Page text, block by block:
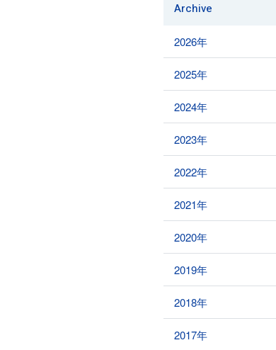
Archive
2026年
2025年
2024年
2023年
2022年
2021年
2020年
2019年
2018年
2017年